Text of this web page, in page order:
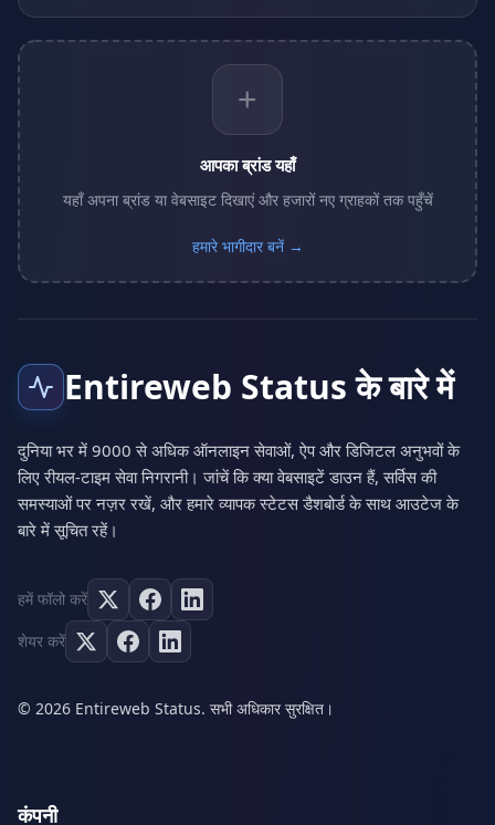
+
आपका ब्रांड यहाँ
यहाँ अपना ब्रांड या वेबसाइट दिखाएं और हजारों नए ग्राहकों तक पहुँचें
हमारे भागीदार बनें →
Entireweb Status के बारे में
दुनिया भर में 9000 से अधिक ऑनलाइन सेवाओं, ऐप और डिजिटल अनुभवों के
लिए रीयल-टाइम सेवा निगरानी। जांचें कि क्या वेबसाइटें डाउन हैं, सर्विस की
समस्याओं पर नज़र रखें, और हमारे व्यापक स्टेटस डैशबोर्ड के साथ आउटेज के
बारे में सूचित रहें।
हमें फॉलो करें
शेयर करें
© 2026 Entireweb Status. सभी अधिकार सुरक्षित।
कंपनी